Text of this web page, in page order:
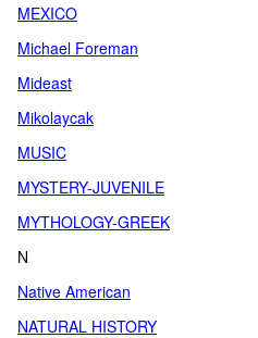
MEXICO
Michael Foreman
Mideast
Mikolaycak
MUSIC
MYSTERY-JUVENILE
MYTHOLOGY-GREEK
N
Native American
NATURAL HISTORY